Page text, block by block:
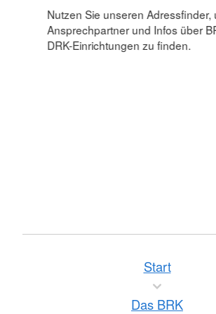
Nutzen Sie unseren Adressfinder,
Ansprechpartner und Infos über
DRK-Einrichtungen zu finden.
Start
Das BRK